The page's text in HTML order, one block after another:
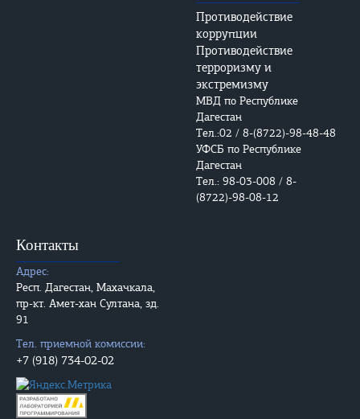
Противодействие
коррупции
Противодействие
терроризму и
экстремизму
МВД по Республике
Дагестан
Тел.:02 / 8-(8722)-98-48-48
УФСБ по Республике
Дагестан
Тел.: 98-03-008 / 8-
(8722)-98-08-12
Контакты
Адрес:
Респ. Дагестан, Махачкала,
пр-кт. Амет-хан Султана, зд.
91
Тел. приемной комиссии:
+7 (918) 734-02-02